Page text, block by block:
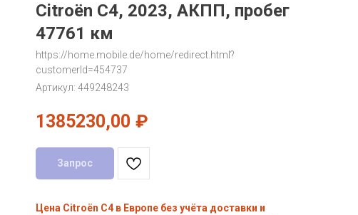
Citroën C4, 2023, АКПП, пробег
47761 км
https://home.mobile.de/home/redirect.html?
customerId=454737
Артикул: 449248243
1385230,00 ₽
Запрос
Цена Citroën C4 в Европе без учёта доставки и